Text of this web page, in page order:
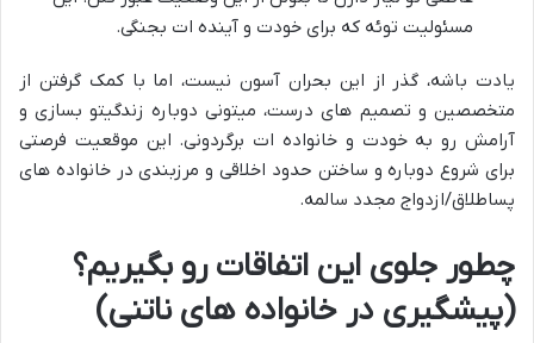
مسئولیت توئه که برای خودت و آینده ات بجنگی.
یادت باشه، گذر از این بحران آسون نیست، اما با کمک گرفتن از
متخصصین و تصمیم های درست، میتونی دوباره زندگیتو بسازی و
آرامش رو به خودت و خانواده ات برگردونی. این موقعیت فرصتی
برای شروع دوباره و ساختن حدود اخلاقی و مرزبندی در خانواده های
پساطلاق/ازدواج مجدد سالمه.
چطور جلوی این اتفاقات رو بگیریم؟
(پیشگیری در خانواده های ناتنی)